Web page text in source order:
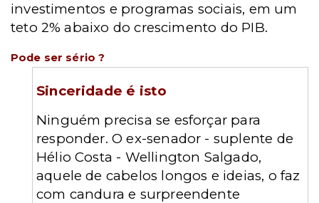
investimentos e programas sociais, em um
teto 2% abaixo do crescimento do PIB.
Pode ser sério ?
Sinceridade é isto
Ninguém precisa se esforçar para
responder. O ex-senador - suplente de
Hélio Costa - Wellington Salgado,
aquele de cabelos longos e ideias, o faz
com candura e surpreendente